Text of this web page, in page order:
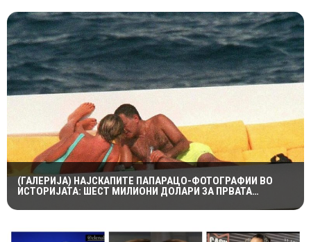
(ГАЛЕРИЈА) НАЈСКАПИТЕ ПАПАРАЦО-ФОТОГРАФИИ ВО
ИСТОРИЈАТА: ШЕСТ МИЛИОНИ ДОЛАРИ ЗА ПРВАТА